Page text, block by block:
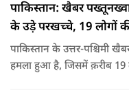
पाकिस्तान: खैबर
के उड़े परखच्चे, 19 लोगों
पाकिस्तान के उत्तर-पश्चिमी
हमला हुआ है, जिसमें क़रीब 19